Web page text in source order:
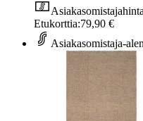
Asiakasomistajahinta
Etukorttia:79,90 €
Asiakasomistaja-